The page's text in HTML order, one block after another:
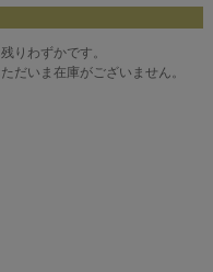
残りわずかです。
ただいま在庫がございません。